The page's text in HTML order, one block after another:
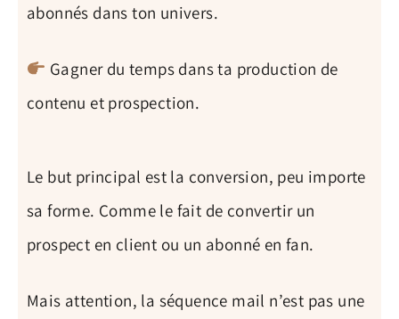
abonnés dans ton univers.
Gagner du temps dans ta production de
contenu et prospection.
Le but principal est la conversion, peu importe
sa forme. Comme le fait de convertir un
prospect en client ou un abonné en fan.
Mais attention, la séquence mail n’est pas une